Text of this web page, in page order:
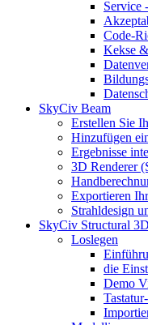
Service
Code-
Kekse
SkyCiv Beam
Erstellen Sie
Hinzufügen
Ergebnisse
3D Renderer
Exportieren
Strahldesign
SkyCiv Structural 3D
Loslegen
die
Demo